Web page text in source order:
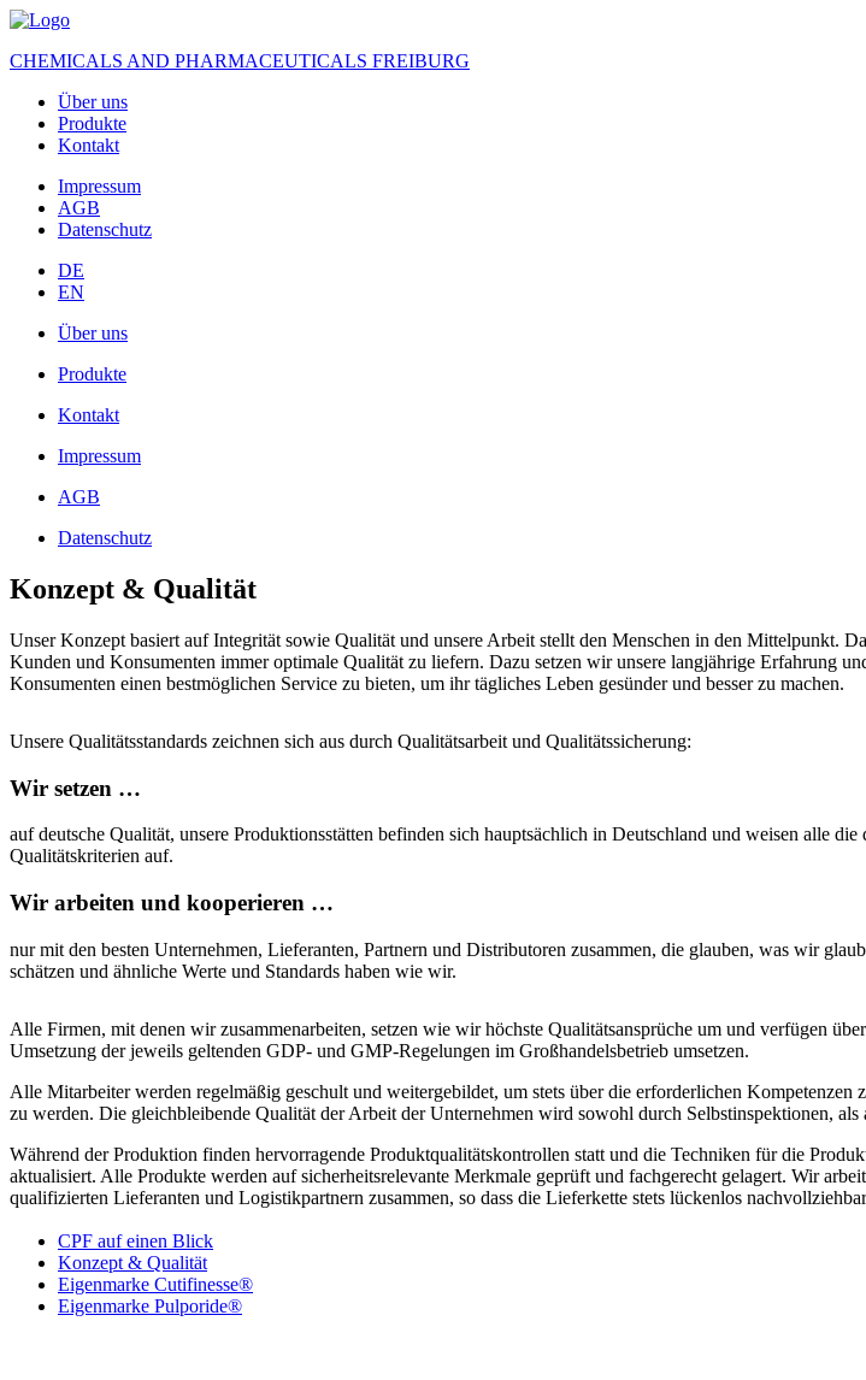
CHEMICALS AND PHARMACEUTICALS FREIBURG
Über uns
Produkte
Kontakt
Impressum
AGB
Datenschutz
DE
EN
Über uns
Produkte
Kontakt
Impressum
AGB
Datenschutz
Konzept & Qualität
Unser Konzept basiert auf Integrität sowie Qualität und unsere Arbeit stellt den Menschen in den Mittelpunkt.
Kunden und Konsumenten immer optimale Qualität zu liefern. Dazu setzen wir unsere langjährige Erfahrung
Konsumenten einen bestmöglichen Service zu bieten, um ihr tägliches Leben gesünder und besser zu machen.
Unsere Qualitätsstandards zeichnen sich aus durch Qualitätsarbeit und Qualitätssicherung:
Wir setzen …
auf deutsche Qualität, unsere Produktionsstätten befinden sich hauptsächlich in Deutschland und weisen alle die
Qualitätskriterien auf.
Wir arbeiten und koope­rieren …
nur mit den besten Unternehmen, Lieferanten, Partnern und Distributoren zusammen, die glauben, was wir
schätzen und ähnliche Werte und Standards haben wie wir.
Alle Firmen, mit denen wir zusammenarbeiten, setzen wie wir höchste Qualitätsansprüche um und verfügen
Umsetzung der jeweils geltenden GDP- und GMP-Regelungen im Großhandelsbetrieb umsetzen.
Alle Mitarbeiter werden regelmäßig geschult und weitergebildet, um stets über die erforderlichen Kompetenzen
zu werden. Die gleichbleibende Qualität der Arbeit der Unternehmen wird sowohl durch Selbstinspektionen,
Während der Produktion finden hervorragende Produktqualitätskontrollen statt und die Techniken für die
aktualisiert. Alle Produkte werden auf sicherheitsrelevante Merkmale geprüft und fachgerecht gelagert. Wir
qualifizierten Lieferanten und Logistikpartnern zusammen, so dass die Lieferkette stets lückenlos
CPF auf einen Blick
Konzept & Qualität
Eigenmarke Cutifi­nesse®
Eigenmarke Pulporide®